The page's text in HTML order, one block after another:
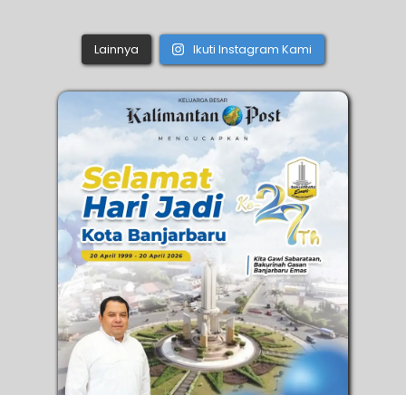
Lainnya Ikuti Instagram Kami